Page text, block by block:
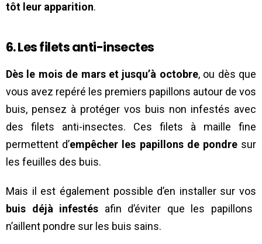
tôt leur apparition.
6. Les filets anti-insectes
Dès le mois de mars et jusqu’à octobre, ou dès que
vous avez repéré les premiers papillons autour de vos
buis, pensez à protéger vos buis non infestés avec
des filets anti-insectes. Ces filets à maille fine
permettent d’empêcher les papillons de pondresur
les feuilles des buis.
Mais il est également possible d’en installer sur vos
buis déjà infestés afin d’éviter que les papillons
n’aillent pondre sur les buis sains.